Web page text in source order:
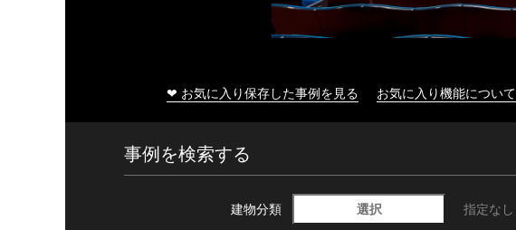
❤ お気に入り保存した事例を見る お気に入り機能について
事例を検索する
建物分類 選択 指定なし